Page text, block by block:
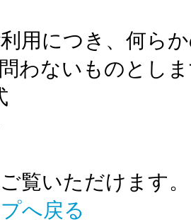
用につき、何ら
わないものとし
覧いただけます。
へ戻る